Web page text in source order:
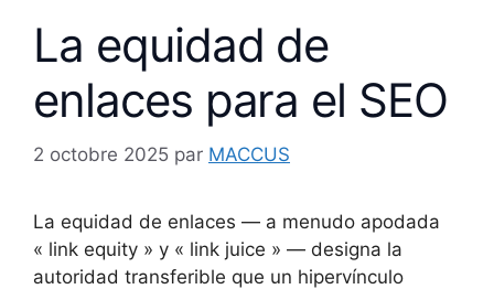
La equidad de
enlaces para el SEO
2 octobre 2025 par MACCUS
La equidad de enlaces — a menudo apodada
« link equity » y « link juice » — designa la
autoridad transferible que un hipervínculo